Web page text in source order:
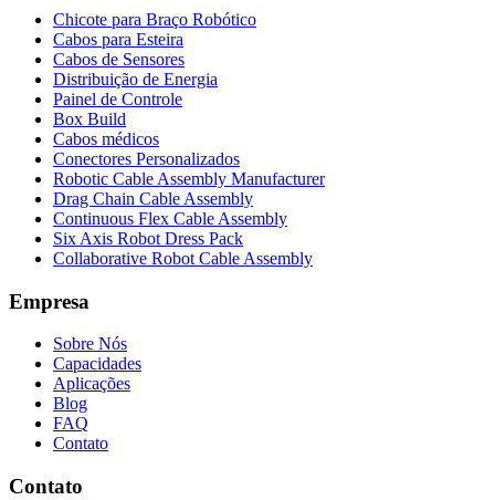
Chicote para Braço Robótico
Cabos para Esteira
Cabos de Sensores
Distribuição de Energia
Painel de Controle
Box Build
Cabos médicos
Conectores Personalizados
Robotic Cable Assembly Manufacturer
Drag Chain Cable Assembly
Continuous Flex Cable Assembly
Six Axis Robot Dress Pack
Collaborative Robot Cable Assembly
Empresa
Sobre Nós
Capacidades
Aplicações
Blog
FAQ
Contato
Contato